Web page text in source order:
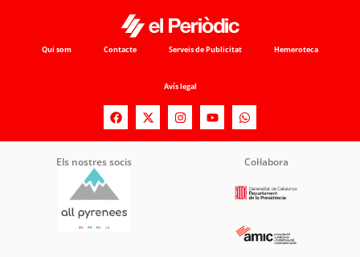
Qui som Contacte Serveis de Publicitat Hemeroteca
Avís legal
Els nostres socis Col·labora